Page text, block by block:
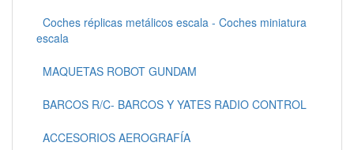
Coches réplicas metálicos escala - Coches miniatura
escala
MAQUETAS ROBOT GUNDAM
BARCOS R/C- BARCOS Y YATES RADIO CONTROL
ACCESORIOS AEROGRAFÍA